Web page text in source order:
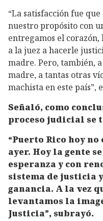
“La satisfacción fue
nuestro propósito con
entregamos el corazón,
a la juez a hacerle
madre. Pero, también,
madre, a tantas otras
machista en este país”,
Señaló, como
proceso judicial se
“Puerto Rico hoy
ayer. Hoy la gente
esperanza y con
sistema de justicia
ganancia. A la vez
levantamos la
Justicia”, subrayó.